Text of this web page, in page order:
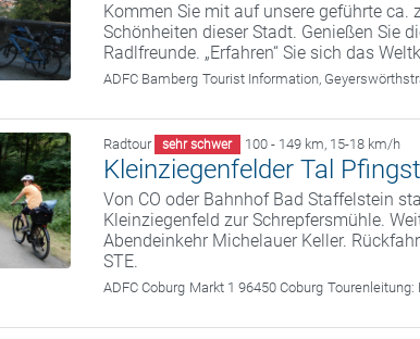
Kommen Sie mit auf unsere geführte ca.
Schönheiten dieser Stadt. Genießen Sie
Radlfreunde. „Erfahren“ Sie sich das
ADFC Bamberg Tourist Information,
Radtour sehr schwer 100 - 149 km, 15-18 km/h
Kleinziegenfelder Tal
Von CO oder Bahnhof Bad Staffelstein
Kleinziegenfeld zur Schrepfersmühle.
Abendeinkehr Michelauer Keller.
STE.
ADFC Coburg Markt 1 96450 Coburg Tourenleitung: